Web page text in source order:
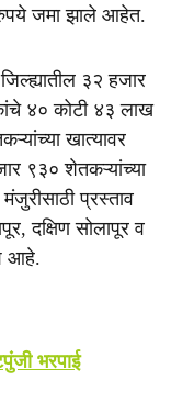
जमा झाले आहेत.
३२ हजार
४० कोटी ४३ लाख
खात्यावर
९३० शेतकऱ्यांच्या
प्रस्ताव
दक्षिण सोलापूर व
आहे.
भरपाई